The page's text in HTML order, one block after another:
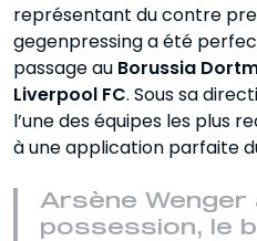
représentant du contre
gegenpressing a été
passage au Borussia
Liverpool FC. Sous sa
l’une des équipes les plus
à une application parfaite
Arsène Wenger
possession, le